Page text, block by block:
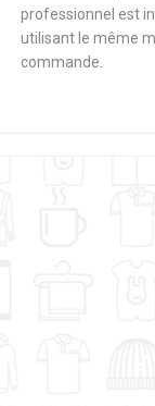
professionnel est
utilisant le même
commande.